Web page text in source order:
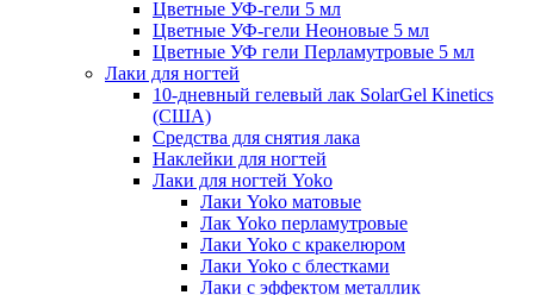
Цветные УФ-гели 5 мл
Цветные УФ-гели Неоновые 5 мл
Цветные УФ гели Перламутровые 5 мл
Лаки для ногтей
10-дневный гелевый лак SolarGel Kinetics
(США)
Средства для снятия лака
Наклейки для ногтей
Лаки для ногтей Yoko
Лаки Yoko матовые
Лак Yoko перламутровые
Лаки Yoko с кракелюром
Лаки Yoko с блестками
Лаки с эффектом металлик